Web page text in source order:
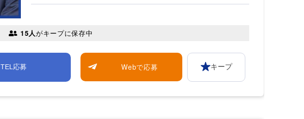
15人がキープに保存中
TEL応募 Webで応募 キープ